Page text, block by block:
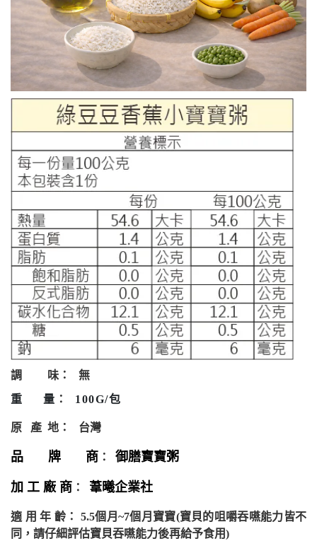
調 味：
無
重
量 ： 100G/包
原 產 地： 台灣
品 牌 商 ： 御膳寶寶粥
加 工 廠 商 ： 葦曦企業社
適 用 年 齡： 5.5個月 ~7個月寶寶(寶貝的咀嚼吞嚥能力皆不
同，請仔細評估寶貝吞嚥能力後再給予食用)